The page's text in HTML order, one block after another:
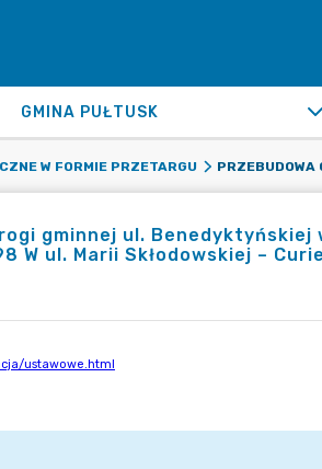
GMINA PUŁTUSK
W FORMIE PRZETARGU
gminnej ul.
W ul. Marii Skłodowskiej –